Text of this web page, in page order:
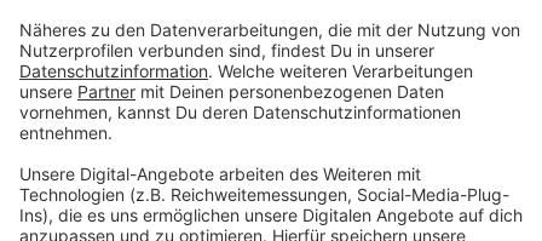
Positives Signal in Corona-Zeiten
Anzeige
Initiator der Fluss-Kreuzfahrten ist dasmünstersche
Reisebüro „ReiseArt“in Kooperation mit dem